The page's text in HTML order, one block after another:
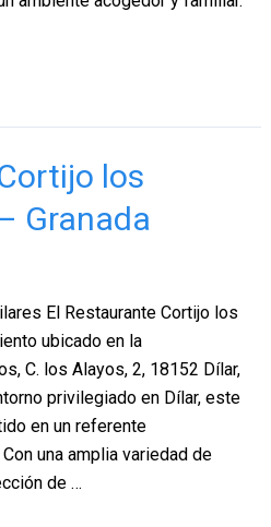
los
Granada
El Restaurante Cortijo los
ubicado en la
C. los Alayos, 2, 18152 Dílar,
privilegiado en Dílar, este
en un referente
una amplia variedad de
de …